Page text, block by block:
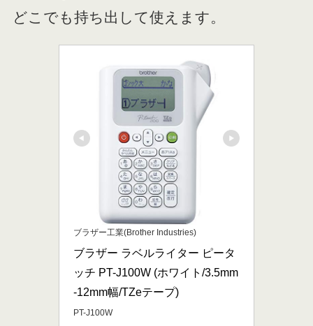
どこでも持ち出して使えます。
ブラザー工業(Brother Industries)
ブラザー ラベルライター ピータ
ッチ PT-J100W (ホワイト/3.5mm
-12mm幅/TZeテープ)
PT-J100W